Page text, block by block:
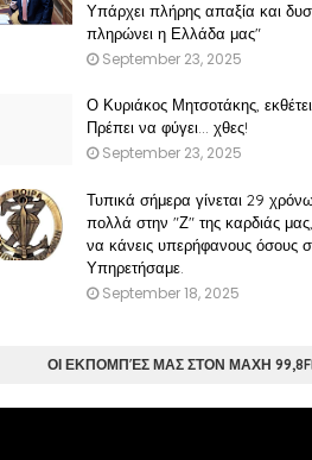
Υπάρχει πλήρης απαξία και
πληρώνει η Ελλάδα μας"
September 23, 2025
Ο Κυριάκος Μητσοτάκης,
Πρέπει να φύγει… χθες!
September 23, 2025
Τυπικά σήμερα γίνεται 29
πολλά στην "Ζ" της καρδιάς
να κάνεις υπερήφανους όσους
Υπηρετήσαμε.
September 18, 2025
ΟΙ ΕΚΠΟΜΠΈΣ ΜΑΣ ΣΤΟΝ ΜΑΧΗ